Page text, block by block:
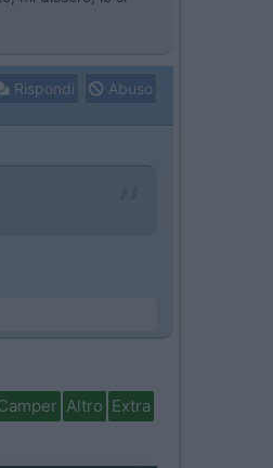
Rispondi Abuso
Altro Extra